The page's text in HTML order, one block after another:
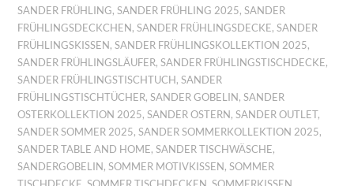
SANDER FRÜHLING,SANDER FRÜHLING 2025,SANDER
FRÜHLINGSDECKCHEN ,SANDER FRÜHLINGSDECKE,SANDER
FRÜHLINGSKISSEN ,SANDER FRÜHLINGSKOLLEKTION 2025,
SANDER FRÜHLINGSLÄUFER,SANDER FRÜHLINGSTISCHDECKE,
SANDER FRÜHLINGSTISCHTUCH ,SANDER
FRÜHLINGSTISCHTÜCHER,SANDER GOBELIN ,SANDER
OSTERKOLLEKTION 2025,SANDER OSTERN ,SANDER OUTLET,
SANDER SOMMER 2025,SANDER SOMMERKOLLEKTION 2025,
SANDER TABLE AND HOME,SANDER TISCHWÄSCHE,
SANDERGOBELIN ,SOMMER MOTIVKISSEN ,SOMMER